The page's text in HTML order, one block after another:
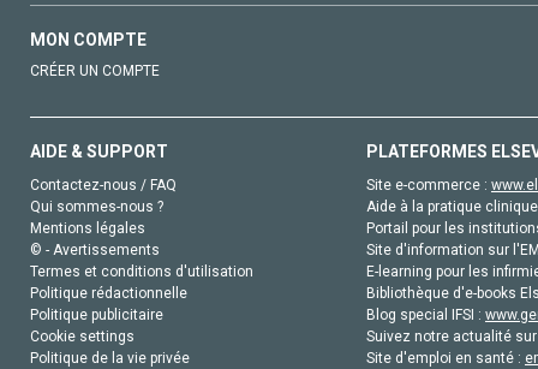
MON COMPTE
CRÉER UN COMPTE
AIDE & SUPPORT
Contactez-nous / FAQ
Qui sommes-nous ?
Mentions légales
© - Avertissements
Termes et conditions d'utilisation
Politique rédactionnelle
Politique publicitaire
Cookie settings
Politique de la vie privée
PLATEFORMES
Site e-commerce :
Aide à la pratique
Portail pour les
Site d'information sur
E-learning pour les
Bibliothèque d'e-books
Blog special IFSI :
Suivez notre actualité
Site d'emploi en santé :